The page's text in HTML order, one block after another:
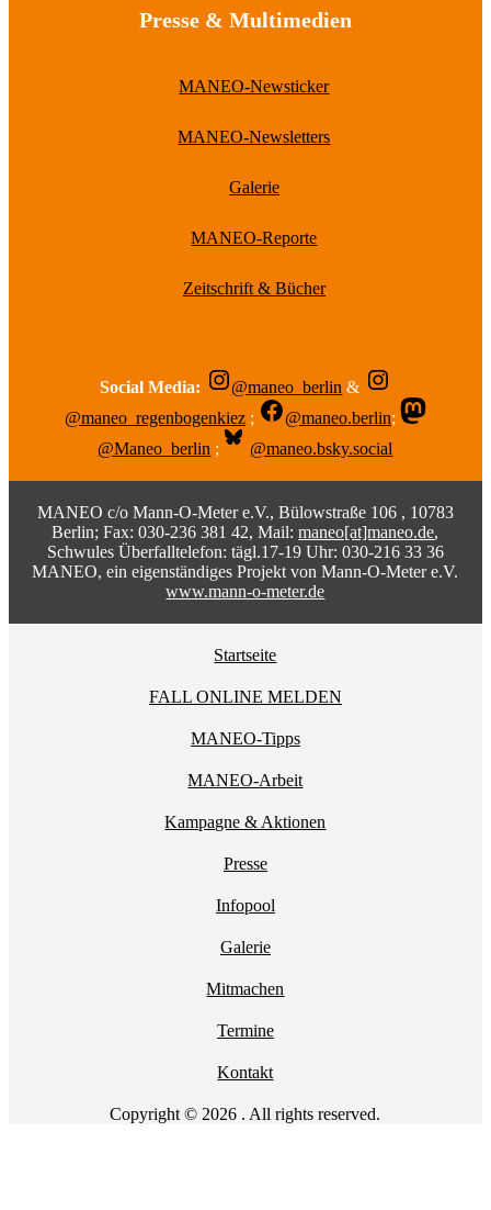
Presse & Multimedien
MANEO-Newsticker
MANEO-Newsletters
Galerie
MANEO-Reporte
Zeitschrift & Bücher
Social Media: @maneo_berlin &
@maneo_regenbogenkiez ; @maneo.berlin;
@Maneo_berlin ; @maneo.bsky.social
MANEO c/o Mann-O-Meter e.V., Bülowstraße 106 , 10783
Berlin; Fax: 030-236 381 42, Mail:maneo[at]maneo.de,
Schwules Überfalltelefon: tägl.17-19 Uhr: 030-216 33 36
MANEO, ein eigenständiges Projekt von Mann-O-Meter e.V.
www.mann-o-meter.de
Startseite
FALL ONLINE MELDEN
MANEO-Tipps
MANEO-Arbeit
Kampagne & Aktionen
Presse
Infopool
Galerie
Mitmachen
Termine
Kontakt
Copyright © 2026 . All rights reserved.